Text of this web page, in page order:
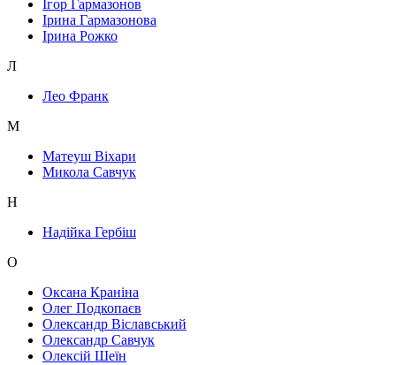
Ігор Гармазонов
Ірина Гармазонова
Ірина Рожко
Л
Лео Франк
М
Матеуш Віхари
Микола Савчук
Н
Надійка Гербіш
О
Оксана Краніна
Олег Подкопаєв
Олександр Віславський
Олександр Савчук
Олексій Шеїн